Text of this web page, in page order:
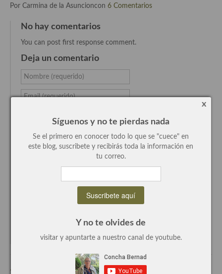
Recetas Especiales
Recetas de Cuaresma
Recetas maridadas con los mejores AOVES
Cocina Americana
Cocina Argentina
Cocina Brasileña
Cocina Cajún y Creole
Cocina de Estados Unidos
Por Carmina de la Asuncioncon 6 Comentarios
No hay comentarios
You can post first response comment.
Deja un comentario
Nombre (requerido)
Email (requerido)
Comentario...
« Consomé Royal, maridado por Jesús Flores. receta paso
x
Síguenos y no te pierdas nada
Se el primero en conocer todo lo que se "cuece" en
este blog, suscribete y recibirás toda la información en
tu correo.
Y no te olvides de
visitar y apuntarte a nuestro canal de youtube.